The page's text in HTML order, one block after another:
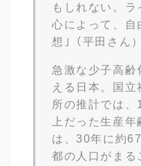
もしれない。
心によって、自
想｣（平田さん）
急激な少子高齢
える日本。国
所の推計では
上だった生産
は、30年に約
都の人口がまる